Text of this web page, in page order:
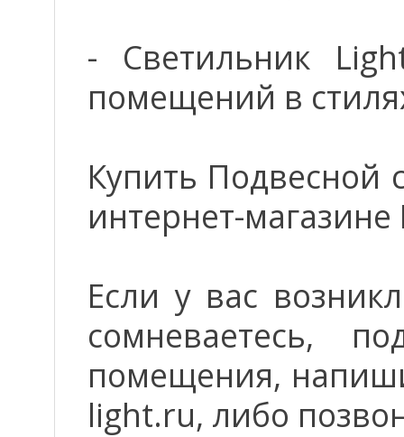
- Светильник
помещений в
Купить Подвесной
интернет-
Если у вас
сомневаетесь,
помещения,
light.ru, либо